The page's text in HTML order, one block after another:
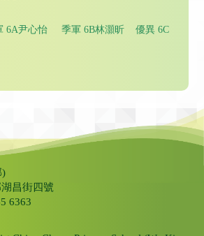
6A尹心怡 季軍 6B林灝昕 優異 6C
)
昌街四號
6363